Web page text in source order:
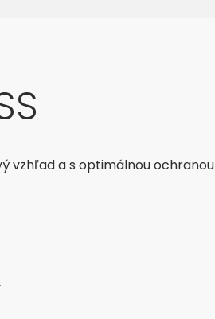
vzhľad a s optimálnou ochranou